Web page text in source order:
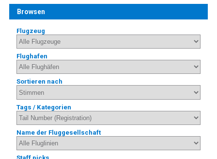
Browsen
Flugzeug
Flughafen
Sortieren nach
Tags / Kategorien
Name der Fluggesellschaft